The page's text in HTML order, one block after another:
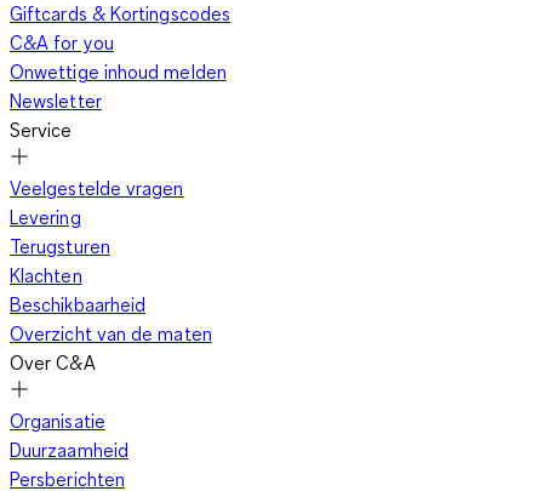
Giftcards & Kortingscodes
C&A for you
Onwettige inhoud melden
Newsletter
Service
Veelgestelde vragen
Levering
Terugsturen
Klachten
Beschikbaarheid
Overzicht van de maten
Over C&A
Organisatie
Duurzaamheid
Persberichten